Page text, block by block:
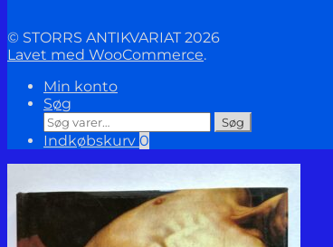
© STORRS ANTIKVARIAT 2026
Lavet med WooCommerce.
Min konto
Søg
Søg
efter:
Søg
Indkøbskurv 0